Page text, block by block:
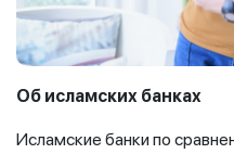
Об исламских банках
Исламские банки по